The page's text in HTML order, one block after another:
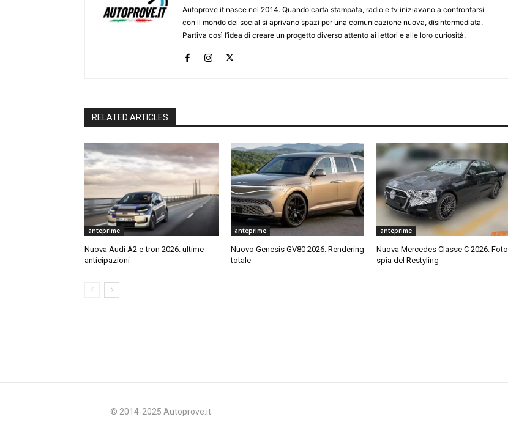
Autoprove.it nasce nel 2014. Quando carta stampata, radio e tv iniziavano a confrontarsi
con il mondo dei social si aprivano spazi per una comunicazione nuova, disintermediata.
Partiva così l’idea di creare un progetto diverso attento ai lettori e alle loro curiosità.
RELATED ARTICLES
anteprime
Nuova Audi A2 e-tron 2026: ultime
anticipazioni
anteprime
Nuovo Genesis GV80 2026: Rendering
totale
anteprime
Nuova Mercedes Classe C 2026: Foto
spia del Restyling
© 2014-2025 Autoprove.it